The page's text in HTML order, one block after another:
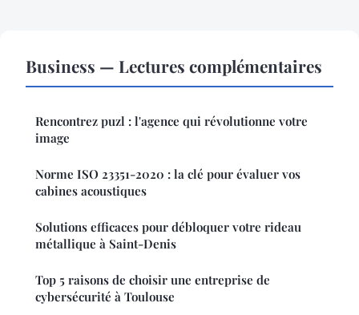
Business — Lectures complémentaires
Rencontrez puzl : l'agence qui révolutionne votre
image
Norme ISO 23351-2020 : la clé pour évaluer vos
cabines acoustiques
Solutions efficaces pour débloquer votre rideau
métallique à Saint-Denis
Top 5 raisons de choisir une entreprise de
cybersécurité à Toulouse